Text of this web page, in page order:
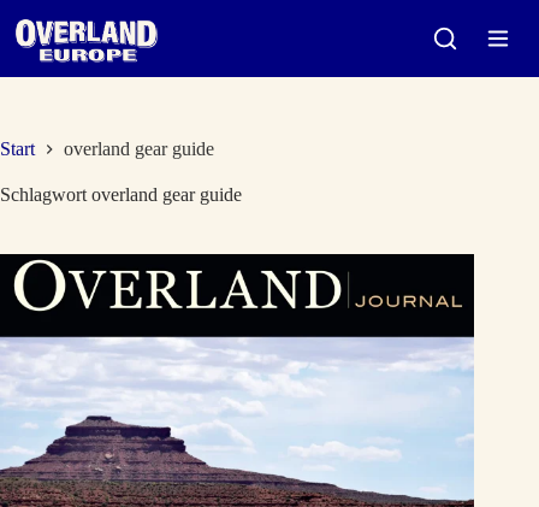
Start
overland gear guide
Schlagwort overland gear guide